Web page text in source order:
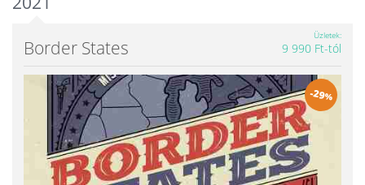
Border States
Üzletek
9 990 Ft-tól
-29%